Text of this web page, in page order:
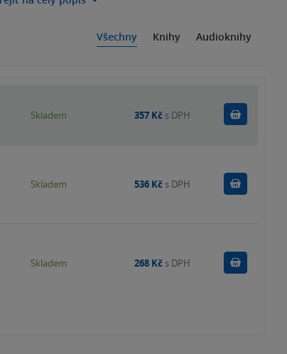
Všechny Knihy Audioknihy
Skladem 357 Kč s DPH
Skladem 536 Kč s DPH
Skladem 268 Kč s DPH